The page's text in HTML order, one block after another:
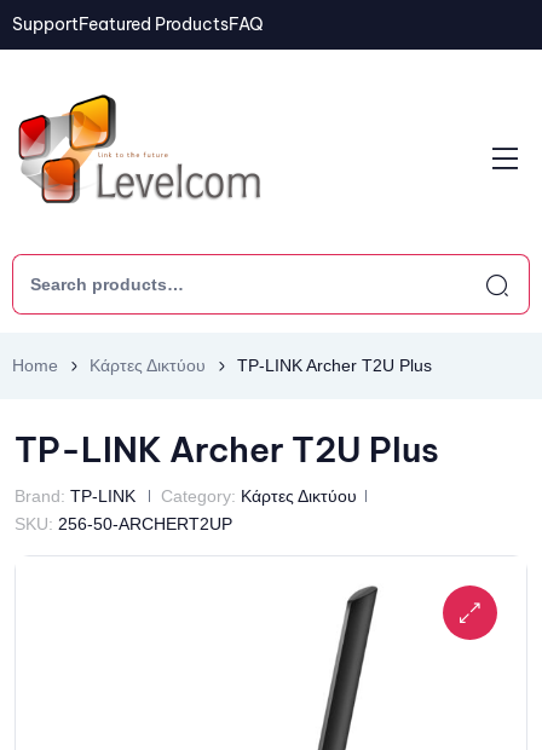
SupportFeatured ProductsFAQ
Home Κάρτες Δικτύου TP-LINK Archer T2U Plus
TP-LINK Archer T2U Plus
Brand: TP-LINK Category: Κάρτες Δικτύου
SKU: 256-50-ARCHERT2UP